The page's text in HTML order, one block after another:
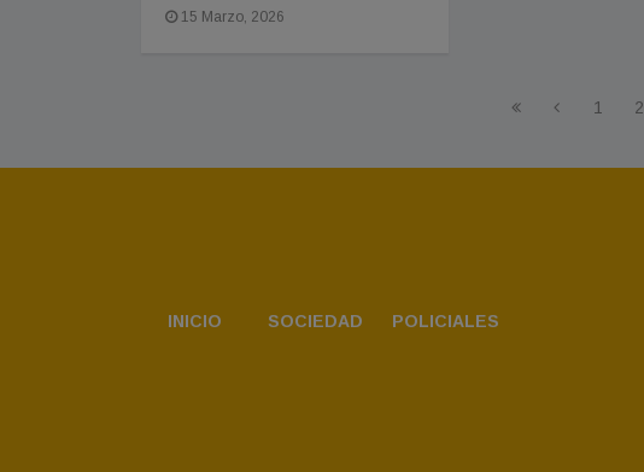
15 Marzo, 2026
1 2
INICIO SOCIEDAD POLICIALES